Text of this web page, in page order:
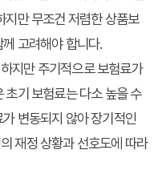
지만 무조건 저렴한 상품보
고려해야 합니다.
지만 주기적으로 보험료가
초기 보험료는 다소 높을 수
변동되지 않아 장기적인
재정 상황과 선호도에 따라